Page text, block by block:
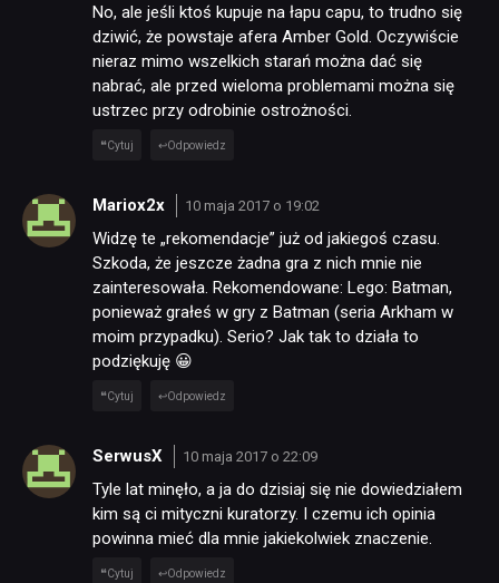
No, ale jeśli ktoś kupuje na łapu capu, to trudno się
dziwić, że powstaje afera Amber Gold. Oczywiście
nieraz mimo wszelkich starań można dać się
nabrać, ale przed wieloma problemami można się
ustrzec przy odrobinie ostrożności.
Cytuj Odpowiedz
Mariox2x 10 maja 2017 o 19:02
Widzę te „rekomendacje” już od jakiegoś czasu.
Szkoda, że jeszcze żadna gra z nich mnie nie
zainteresowała. Rekomendowane: Lego: Batman,
ponieważ grałeś w gry z Batman (seria Arkham w
moim przypadku). Serio? Jak tak to działa to
podziękuję 😀
Cytuj Odpowiedz
SerwusX 10 maja 2017 o 22:09
Tyle lat minęło, a ja do dzisiaj się nie dowiedziałem
kim są ci mityczni kuratorzy. I czemu ich opinia
powinna mieć dla mnie jakiekolwiek znaczenie.
Cytuj Odpowiedz